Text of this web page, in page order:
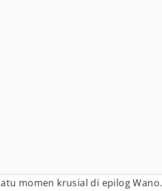
momen krusial di epilog Wano.